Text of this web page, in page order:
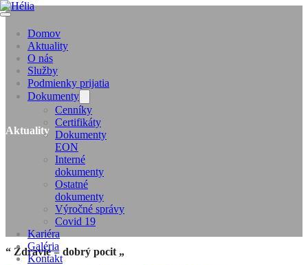
Domov
Aktuality
O nás
Služby
Podmienky prijatia
Dokumenty
Cenníky
Certifikáty
Dokumenty
EON
Interné
dokumenty
Ostatné
dokumenty
Výročné správy
Covid 19
Kariéra
Galéria
Kontakt
Aktuality
“ Zdravie = dobrý pocit „